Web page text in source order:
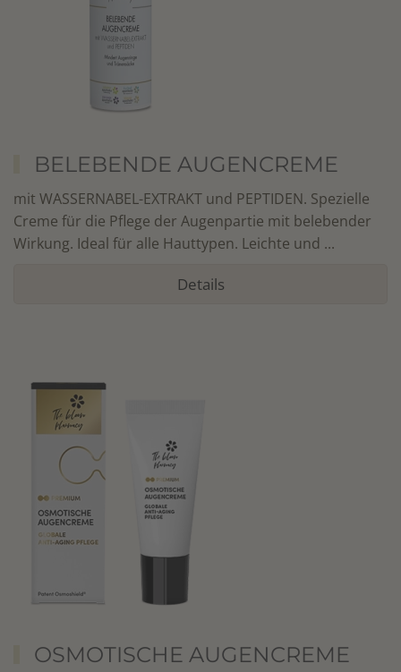
BELEBENDE AUGENCREME
mit WASSERNABEL-EXTRAKT und PEPTIDEN. Spezielle
Creme für die Pflege der Augenpartie mit belebender
Wirkung. Ideal für alle Hauttypen. Leichte und ...
Details
OSMOTISCHE AUGENCREME